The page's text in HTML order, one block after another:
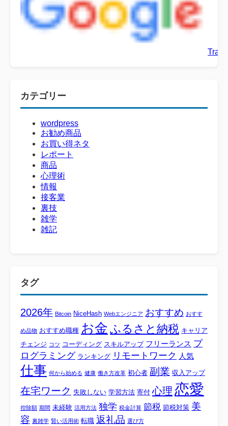
カテゴリー
wordpress
お勧め商品
お買い得ネタ
レポート
商品
心理術
情報
接客業
裏技
雑学
雑記
タグ
2026年 Bitcoin NiceHash Webエンジニア おすすめ おすす
め品物 おすすめ職種 お金 ふるさと納税 キャリア
チェンジ コツ コーディング スキルアップ フリーランス プ
ログラミング ランキング リモートワーク 人気
仕事 何から始める 健康 働き方改革 初心者 副業 収入アップ
在宅ワーク 失敗しない 学習方法 寄付 心理 恋愛
控除額 期間 未経験 活用方法 独学 税金計算 節税 節税対策 美
容 裏雑学 賢い活用術 転職 返礼品 選び方